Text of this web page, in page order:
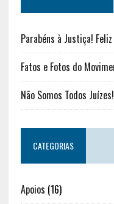
Parabéns à Justiça!
Fatos e Fotos do
Não Somos Todos Juízes!
CATEGORIAS
Apoios (16)